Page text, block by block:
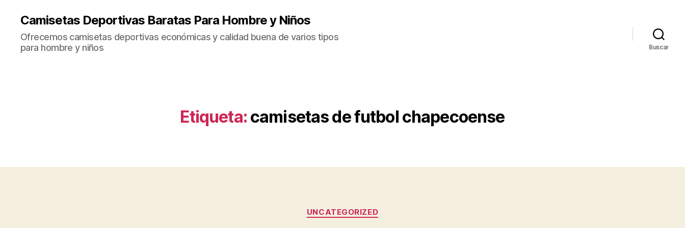
Camisetas Deportivas Baratas Para Hombre y Niños
Ofrecemos camisetas deportivas económicas y calidad buena de varios tipos
para hombre y niños
Buscar
Etiqueta: camisetas de futbol chapecoense
Categorías
UNCATEGORIZED